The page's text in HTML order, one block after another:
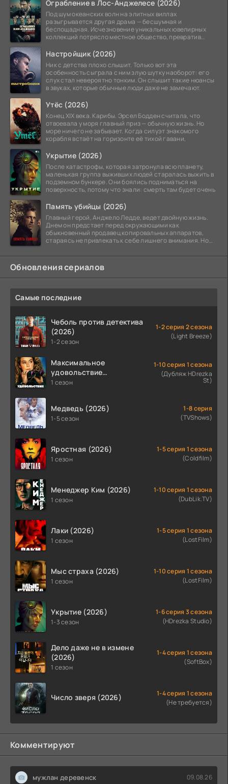
Ограбление в Лос-Анджелесе (2026)
Под шум океанских волн на элитных виллах
разыгрывается другая драма — бесшумная и
беспощадная. Исчезновение уникальных ювелирных
коллекций потрясло местное общество, превратив
Настройщик (2026)
Ник с детства плохо слышит. Только вот эта
особенность сыграла с ним злую шутку наоборот: его
слух стал невероятно тонким. Он слышит такие нюансы
в звуках, которые обычные люди даже не замечают.
Утёс (2026)
Конец XIX века. Карибы. Эрсел Бодден считала, что
отвоевала у моря главный приз — обычную жизнь. Но
море ничего не забывает. Когда силуэт знакомого
корабля встаёт на горизонте её тихой гавани,
Укрытие (2026)
После катастрофы, которая затронула всю планету,
маленькая группа выживших людей старалась выжить в
подземном бункере. Они боялись подниматься на
поверхность, потому что знали: смерть там будет очень
Память убийцы (2026)
Главный герой, Анджело Ледде, ведет двойную жизнь.
Днем он предстает перед окружающими как
обыкновенный продавец копировальных аппаратов,
стараясь не привлекать к себе лишнего внимания. Но
Обновления сериалов
Самые последние
Чеболь против детектива
(2026)
1-2 сезон
1-2 серия 2 сезона
(Light Breeze)
Максимальное
удовольствие
гарантировано (2026)
1 сезон
1-10 серия 1 сезона
(Дубляж HDrezka
St)
Медведь (2026)
1-5 сезон
1-8 серия
(TVShows)
Яростная (2026)
1 сезон
1-5 серия 1 сезона
(Coldfilm)
Менеджер Ким (2026)
1 сезон
1-10 серия 1 сезона
(DubLik.TV)
Лаки (2026)
1 сезон
1-5 серия 1 сезона
(LostFilm)
Мыс страха (2026)
1 сезон
1-10 серия 1 сезона
(LostFilm)
Укрытие (2026)
1-3 сезон
1-6 серия 3 сезона
(HDrezka Studio)
Дело даже не в измене
(2026)
1 сезон
1-4 серия 1 сезона
(SoftBox)
Число зверя (2026)
1-4 серия 1 сезона
(Не требуется)
Комментируют
мужлан деревенск 09.08.26